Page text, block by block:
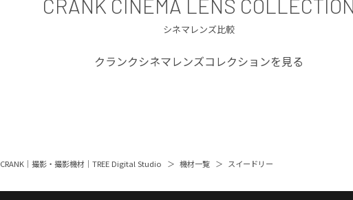
CRANK CINEMA LENS
シネマレンズ比較
クランクシネマレンズコレクションを見る
CRANK｜撮影・撮影機材｜TREE Digital Studio 機材一覧 スイードリー